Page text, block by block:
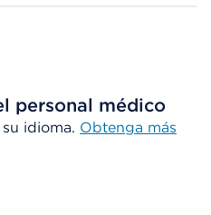
personal médico
idioma. Obtenga más